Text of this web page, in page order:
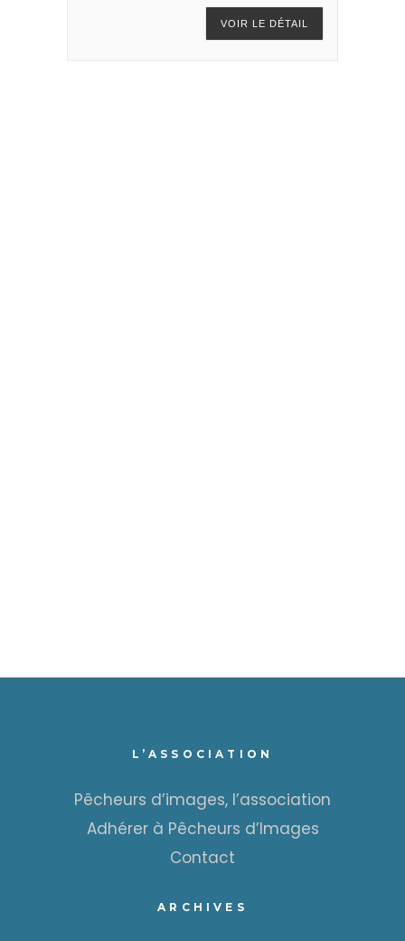
VOIR LE DÉTAIL
L’ASSOCIATION
Pêcheurs d’images, l’association
Adhérer à Pêcheurs d’Images
Contact
ARCHIVES